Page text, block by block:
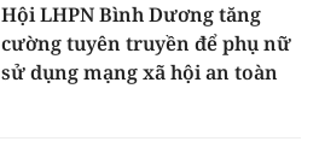
Hội LHPN Bình Dương tăng
cường tuyên truyền để phụ nữ
sử dụng mạng xã hội an toàn